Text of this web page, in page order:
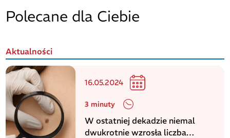
Polecane dla Ciebie
Aktualności
16.05.2024
3 minuty
W ostatniej dekadzie niemal
dwukrotnie wzrosła liczba